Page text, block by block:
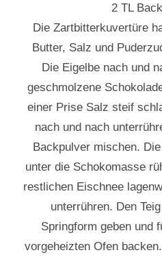
2 TL
Die Zartbitterkuvertüre
Butter, Salz und
Die Eigelbe nach und
geschmolzene
einer Prise Salz steif
nach und nach
Backpulver mischen.
unter die Schokomasse
restlichen Eischnee
unterrühren. Den
Springform geben und
vorgeheizten Ofen